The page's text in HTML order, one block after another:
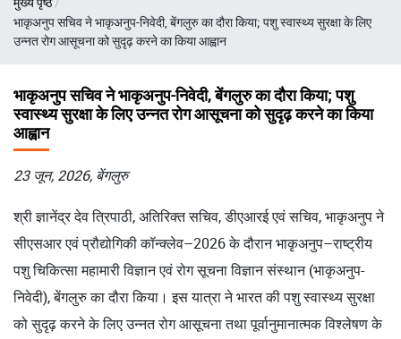
चिन्ह
भाकृअनुप सचिव ने भाकृअनुप-निवेदी, बेंगलुरु का दौरा किया; पशु स्वास्थ्य सुरक्षा के लिए
उन्नत रोग आसूचना को सुदृढ़ करने का किया आह्वान
भाकृअनुप सचिव ने भाकृअनुप-निवेदी, बेंगलुरु का दौरा किया; पशु
स्वास्थ्य सुरक्षा के लिए उन्नत रोग आसूचना को सुदृढ़ करने का किया
आह्वान
23 जून, 2026, बेंगलुरु
श्री ज्ञानेंद्र देव त्रिपाठी, अतिरिक्त सचिव, डीएआरई एवं सचिव, भाकृअनुप ने
सीएसआर एवं प्रौद्योगिकी कॉन्क्लेव–2026 के दौरान भाकृअनुप–राष्ट्रीय
पशु चिकित्सा महामारी विज्ञान एवं रोग सूचना विज्ञान संस्थान (भाकृअनुप-
निवेदी), बेंगलुरु का दौरा किया। इस यात्रा ने भारत की पशु स्वास्थ्य सुरक्षा
को सुदृढ़ करने के लिए उन्नत रोग आसूचना तथा पूर्वानुमानात्मक विश्लेषण के